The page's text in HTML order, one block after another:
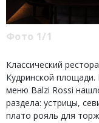
Фото 1/1
Классический
Кудринской
меню Balzi Rossi
раздела: устрицы,
плато рояль для